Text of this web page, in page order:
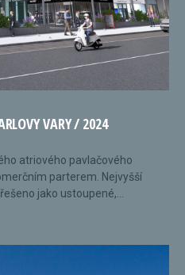
VARY / 2024
atriového pavlačového
parterem. Nejvyšší
jako ustoupené,...